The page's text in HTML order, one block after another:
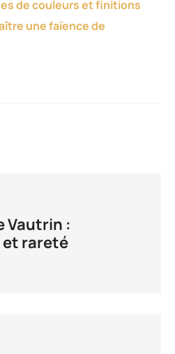
de couleurs et finitions
une faïence de
Vautrin :
rareté